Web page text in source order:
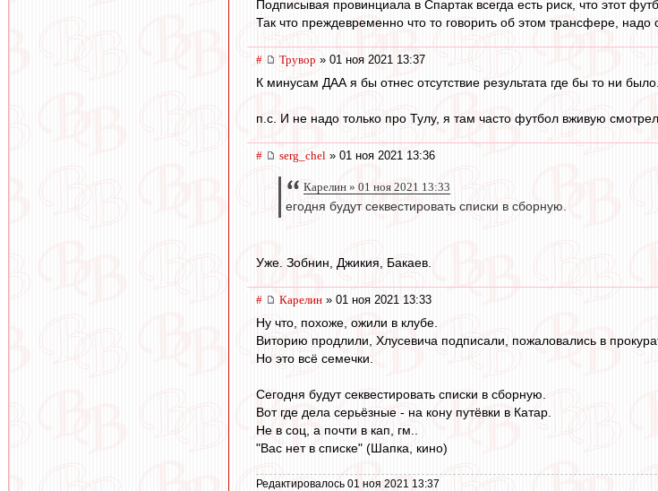
Подписывая провинциала в Спартак всегда есть риск, что этот
Так что преждевременно что то говорить об этом трансфере, надо
# Трувор » 01 ноя 2021 13:37
К минусам ДАА я бы отнес отсутствие результата где бы то ни
п.с. И не надо только про Тулу, я там часто футбол вживую
# serg_chel » 01 ноя 2021 13:36
Карелин » 01 ноя 2021 13:33
егодня будут секвестировать списки в сборную.
Уже. Зобнин, Джикия, Бакаев.
# Карелин » 01 ноя 2021 13:33
Ну что, похоже, ожили в клубе.
Виторию продлили, Хлусевича подписали, пожаловались в
Но это всё семечки.
Сегодня будут секвестировать списки в сборную.
Вот где дела серьёзные - на кону путёвки в Катар.
Не в соц, а почти в кап, гм..
"Вас нет в списке" (Шапка, кино)
Редактировалось 01 ноя 2021 13:37